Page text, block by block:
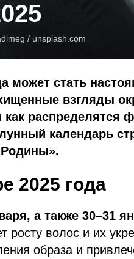
/ unsplash.com
может стать
взгляды
распределятся
календарь
2025 года
а также 30–31
росту волос и их
образа и